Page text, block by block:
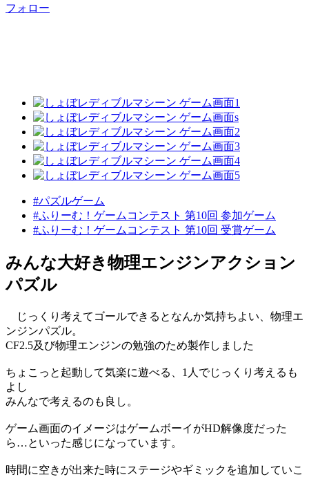
フォロー
#パズルゲーム
#ふりーむ！ゲームコンテスト 第10回 参加ゲーム
#ふりーむ！ゲームコンテスト 第10回 受賞ゲーム
みんな大好き物理エンジンアクション
パズル
じっくり考えてゴールできるとなんか気持ちよい、物理エ
ンジンパズル。
CF2.5及び物理エンジンの勉強のため製作しました
ちょこっと起動して気楽に遊べる、1人でじっくり考えるも
よし
みんなで考えるのも良し。
ゲーム画面のイメージはゲームボーイがHD解像度だった
ら…といった感じになっています。
時間に空きが出来た時にステージやギミックを追加していこ